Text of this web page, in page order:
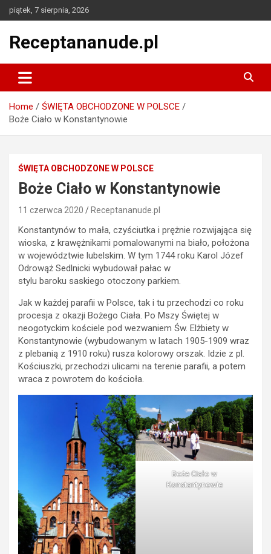
Skip
to
piątek, 7 sierpnia, 2026
Receptananude.pl
Home
ŚWIĘTA OBCHODZONE W POLSCE
Boże Ciało w Konstantynowie
ŚWIĘTA OBCHODZONE W POLSCE
Boże Ciało w Konstantynowie
11 czerwca 2020 Receptananude.pl
Konstantynów to mała, czyściutka i prężnie rozwijająca się
wioska, z krawężnikami pomalowanymi na biało, położona
w województwie lubelskim. W tym 1744 roku Karol Józef
Odrowąż Sedlnicki wybudował pałac w
stylu baroku saskiego otoczony parkiem.
Jak w każdej parafii w Polsce, tak i tu przechodzi co roku
procesja z okazji Bożego Ciała. Po Mszy Świętej w
neogotyckim kościele pod wezwaniem Św. Elżbiety w
Konstantynowie (wybudowanym w latach 1905-1909 wraz
z plebanią z 1910 roku) rusza kolorowy orszak. Idzie z pl.
Kościuszki, przechodzi ulicami na terenie parafii, a potem
wraca z powrotem do kościoła.
Boże Ciało w
Konstantynowie